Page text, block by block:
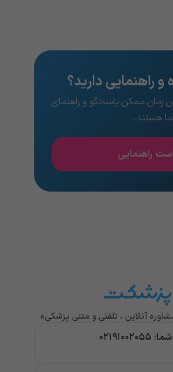
و راهنمایی دارید؟
زمان ممکن پاسخگو و راهنمای
هستند..
راهنمایی
آنلاین ، تلفنی و متنی پزشکی»